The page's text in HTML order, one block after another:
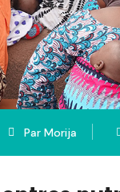
Par Morija